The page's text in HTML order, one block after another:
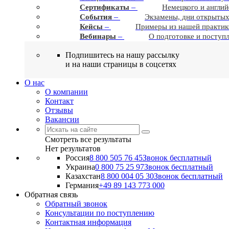
Сертификаты –
Немецкого и
События –
Экзамены, дни
Кейсы –
Примеры из нашей
Вебинары – О подготовке и
Подпишитесь на нашу рассылку
и на наши страницы в соцсетях
О нас
О компании
Контакт
Отзывы
Вакансии
Смотреть все результаты
Нет результатов
Россия8 800 505 76 45Звонок бесплатный
Украина0 800 75 25 97Звонок бесплатный
Казахстан8 800 004 05 30Звонок бесплатный
Германия+49 89 143 773 000
Обратная связь
Обратный звонок
Консультации по поступлению
Контактная информация